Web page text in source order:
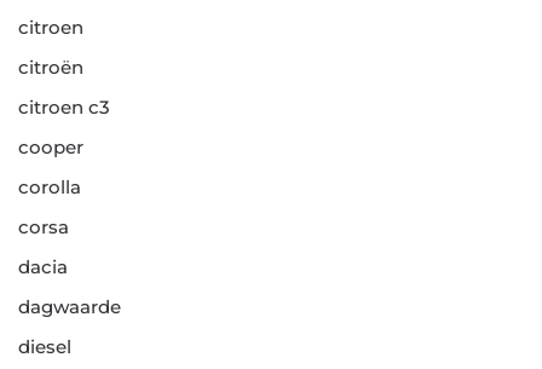
citroen
citroën
citroen c3
cooper
corolla
corsa
dacia
dagwaarde
diesel